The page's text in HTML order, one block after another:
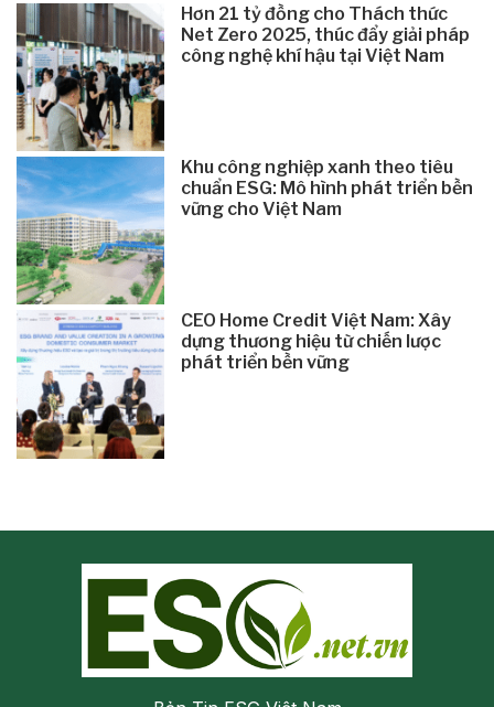
Hơn 21 tỷ đồng cho Thách thức
Net Zero 2025, thúc đẩy giải pháp
công nghệ khí hậu tại Việt Nam
Khu công nghiệp xanh theo tiêu
chuẩn ESG: Mô hình phát triển bền
vững cho Việt Nam
CEO Home Credit Việt Nam: Xây
dựng thương hiệu từ chiến lược
phát triển bền vững